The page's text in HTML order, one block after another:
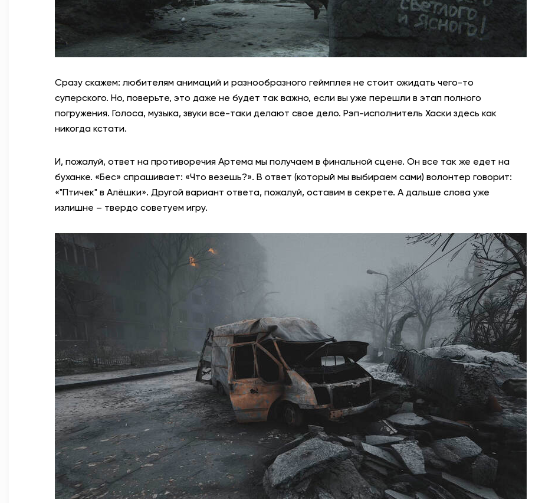
Сразу скажем: любителям анимаций и разнообразного геймплея не стоит ожидать чего-то
суперского. Но, поверьте, это даже не будет так важно, если вы уже перешли в этап полного
погружения. Голоса, музыка, звуки все-таки делают свое дело. Рэп-исполнитель Хаски здесь как
никогда кстати.
И, пожалуй, ответ на противоречия Артема мы получаем в финальной сцене. Он все так же едет на
буханке. «Бес» спрашивает: «Что везешь?». В ответ (который мы выбираем сами) волонтер говорит:
«"Птичек" в Алёшки». Другой вариант ответа, пожалуй, оставим в секрете. А дальше слова уже
излишне – твердо советуем игру.